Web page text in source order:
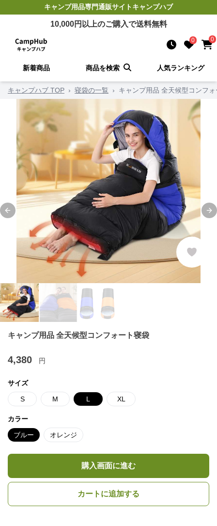
キャンプ用品専門通販サイトキャンプハブ
10,000円以上のご購入で送料無料
0 0
新着商品 商品を検索 人気ランキング
キャンプハブ TOP › 寝袋の一覧 › キャンプ用品 全天候型コンフ
Previous slide
キャンプ用品 全天候型コンフォート寝袋
4,380 円
サイズ
S M L XL
カラー
ブルー オレンジ
購入画面に進む
カートに追加する